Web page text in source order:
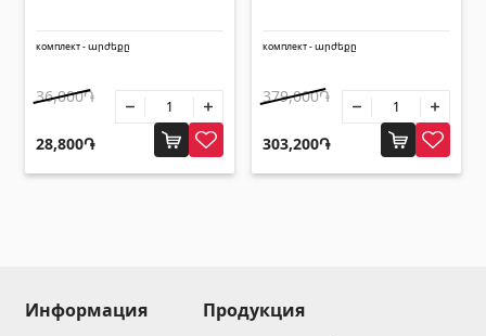
Другие
Строительная фанера(4)
комплект - արժեքը
36,000֏
28,800֏
комплект - արժեքը
379,000֏
303,200֏
Информация
Продукция